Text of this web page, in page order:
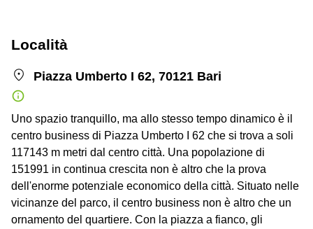
Località
Piazza Umberto I 62, 70121 Bari
Uno spazio tranquillo, ma allo stesso tempo dinamico è il
centro business di Piazza Umberto I 62 che si trova a soli
117143 m metri dal centro città. Una popolazione di
151991 in continua crescita non è altro che la prova
dell'enorme potenziale economico della città. Situato nelle
vicinanze del parco, il centro business non è altro che un
ornamento del quartiere. Con la piazza a fianco, gli